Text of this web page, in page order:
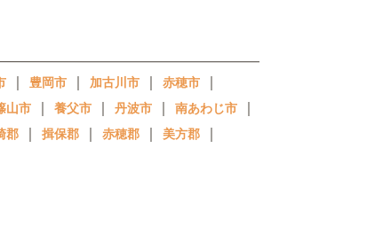
｜ 豊岡市 ｜ 加古川市 ｜ 赤穂市 ｜
山市 ｜ 養父市 ｜ 丹波市 ｜ 南あわじ市 ｜
郡 ｜ 揖保郡 ｜ 赤穂郡 ｜ 美方郡 ｜